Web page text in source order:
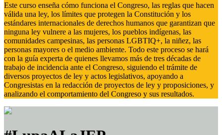
Este curso enseña cómo funciona el Congreso, las reglas que hacen
válida una ley, los límites que protegen la Constitución y los
estándares internacionales de derechos humanos que garantizan que
ninguna ley vulnere a las mujeres, los pueblos indígenas, las
comunidades campesinas, las personas LGBTIQ+, la niñez, las
personas mayores o el medio ambiente. Todo este proceso se hará
con la guía experta de quienes llevamos más de tres décadas de
trabajo de incidencia ante el Congreso, siguiendo el trámite de
diversos proyectos de ley y actos legislativos, apoyando a
Congresistas en la redacción de proyectos de ley y proposiciones, y
analizando el comportamiento del Congreso y sus resultados.